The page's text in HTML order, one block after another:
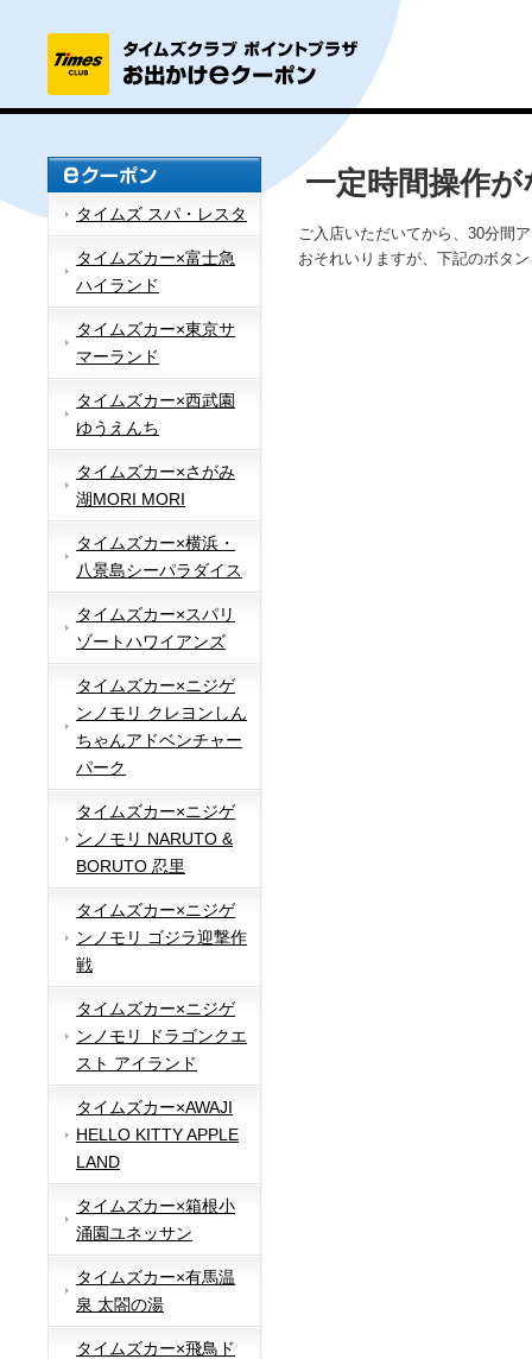
タイムズ スパ・レスタ
タイムズカー×富士急
ハイランド
タイムズカー×東京サ
マーランド
タイムズカー×西武園
ゆうえんち
タイムズカー×さがみ
湖MORI MORI
タイムズカー×横浜・
八景島シーパラダイス
タイムズカー×スパリ
ゾートハワイアンズ
タイムズカー×ニジゲ
ンノモリ クレヨンしん
ちゃんアドベンチャー
パーク
タイムズカー×ニジゲ
ンノモリ NARUTO &
BORUTO 忍里
タイムズカー×ニジゲ
ンノモリ ゴジラ迎撃作
戦
タイムズカー×ニジゲ
ンノモリ ドラゴンクエ
スト アイランド
タイムズカー×AWAJI
HELLO KITTY APPLE
LAND
タイムズカー×箱根小
涌園ユネッサン
タイムズカー×有馬温
泉 太閤の湯
タイムズカー×飛鳥ド
一定時間操作
ご入店いただいてから、30分間
おそれいりますが、下記のボタ